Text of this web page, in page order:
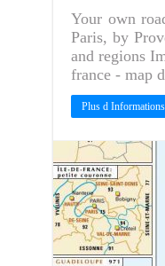
Your own
Paris, by
and regions
france - map
Plus d